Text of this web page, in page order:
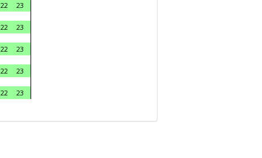
22
23
22
23
22
23
22
23
22
23